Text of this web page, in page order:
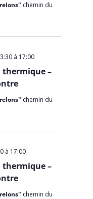
chemin du
thermique –
à 17:00
chemin du
thermique –
à 17:00
chemin du